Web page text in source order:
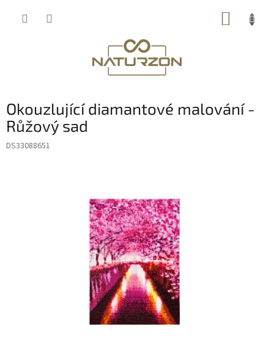
Okouzlující diamantové malování -
Růžový sad
DS33088651